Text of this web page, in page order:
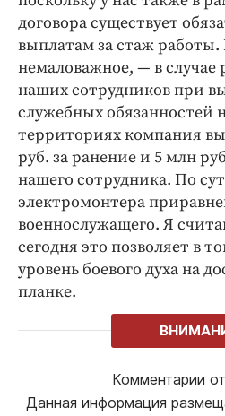
договора существует
выплатам за стаж работы.
немаловажное, — в случае
наших сотрудников при
служебных обязанностей
территориях компания
руб. за ранение и 5 млн
нашего сотрудника. По
электромонтера
военнослужащего. Я
сегодня это позволяет в
уровень боевого духа на
планке.
Комментарии
Данная информация